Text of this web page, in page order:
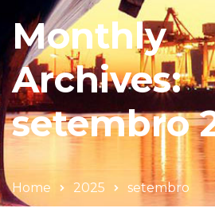
Monthly
Archives:
setembro
Home 2025 setembro